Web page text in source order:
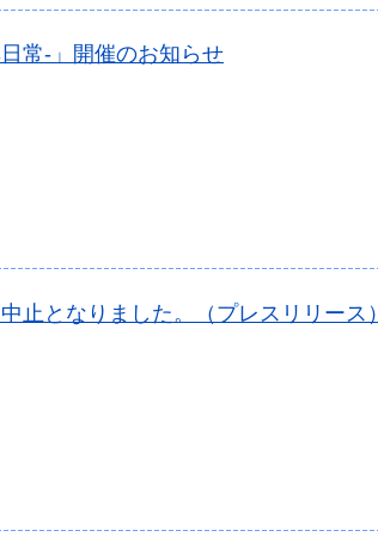
常-」開催のお知らせ
止となりました。（プレスリリース）